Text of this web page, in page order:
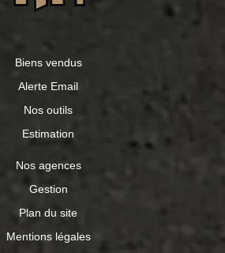
Biens vendus
Alerte Email
Nos outils
Estimation
Nos agences
Gestion
Plan du site
Mentions légales